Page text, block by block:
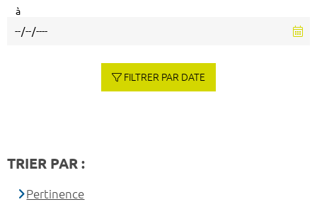
à
FILTRER PAR DATE
TRIER PAR :
Pertinence